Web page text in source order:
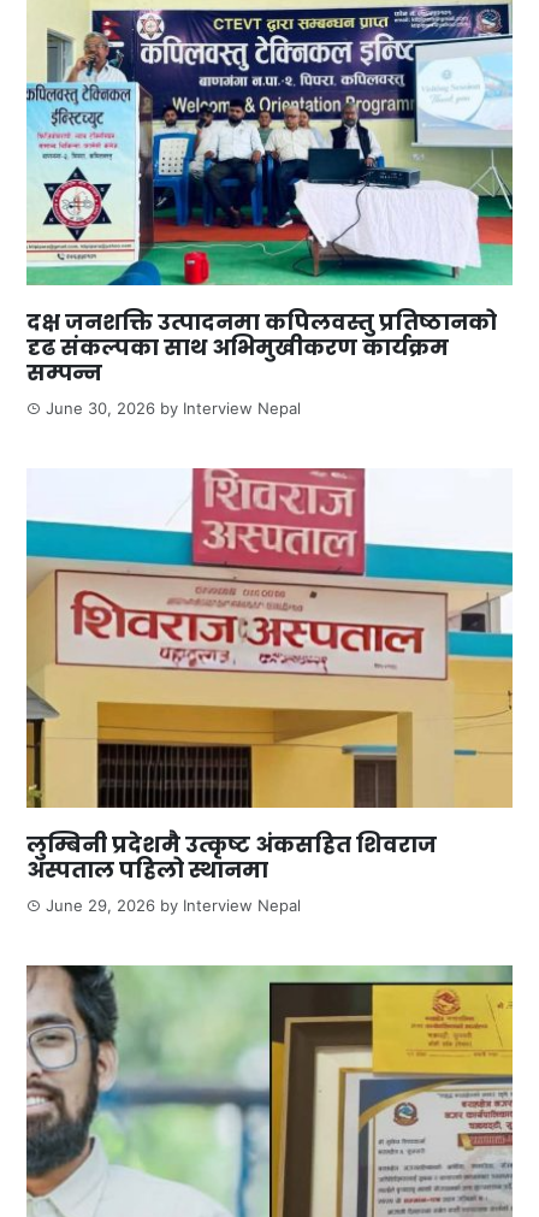
दक्ष जनशक्ति उत्पादनमा कपिलवस्तु प्रतिष्ठानको
दृढ संकल्पका साथ अभिमुखीकरण कार्यक्रम
सम्पन्न
June 30, 2026 by Interview Nepal
लुम्बिनी प्रदेशमै उत्कृष्ट अंकसहित शिवराज
अस्पताल पहिलो स्थानमा
June 29, 2026 by Interview Nepal